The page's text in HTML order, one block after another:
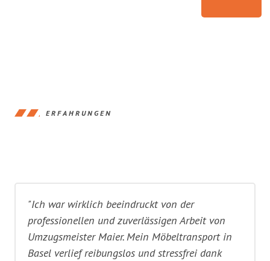
ERFAHRUNGEN
"Ich war wirklich beeindruckt von der
professionellen und zuverlässigen Arbeit von
Umzugsmeister Maier. Mein Möbeltransport in
Basel verlief reibungslos und stressfrei dank